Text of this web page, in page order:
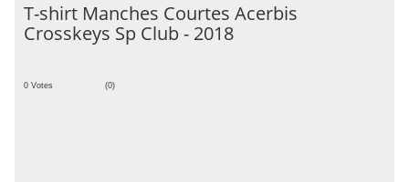
T-shirt Manches Courtes Acerbis
Crosskeys Sp Club - 2018
0 Votes (0)